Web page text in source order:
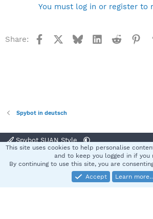
You must log in or register to
Share: Facebook BlueskyLinkedInReddit
Spybot in deutsch
Spybot SUAN Style
Terms and rules Privacy policy
Community platform by XenForo® © 2010-2025
This site uses cookies to help personalise
and to keep you logged in if you
By continuing to use this site, you are
Accept
Learn